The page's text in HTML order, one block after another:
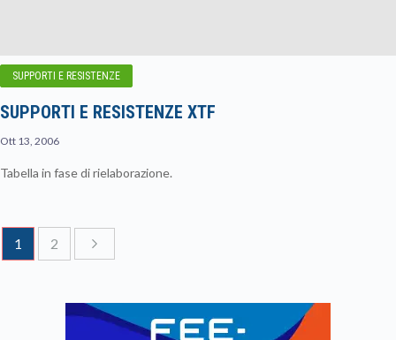
SUPPORTI E RESISTENZE
SUPPORTI E RESISTENZE XTF
Ott 13, 2006
Tabella in fase di rielaborazione.
1 2